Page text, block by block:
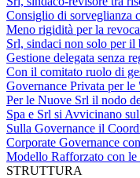
Consiglio di sorveglianza
Meno rigidità per la revoca
Srl, sindaci non solo per il
Gestione delegata senza
Con il comitato ruolo di
Governance Privata per le
Per le Nuove Srl il nodo
Spa e Srl si Avvicinano
Sulla Governance il
Corporate Governance
Modello Rafforzato con
STRUTTURA